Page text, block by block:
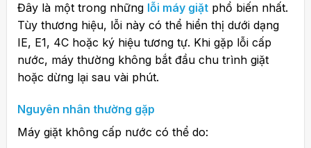
Đây là một trong những lỗi máy giặtphổ biến nhất.
Tùy thương hiệu, lỗi này có thể hiển thị dưới dạng
IE, E1, 4C hoặc ký hiệu tương tự. Khi gặp lỗi cấp
nước, máy thường không bắt đầu chu trình giặt
hoặc dừng lại sau vài phút.
Nguyên nhân thường gặp
Máy giặt không cấp nước có thể do: